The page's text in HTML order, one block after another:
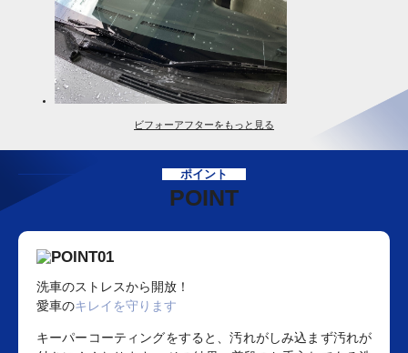
ビフォーアフターをもっと見る
ポイント
POINT
洗車のストレスから開放！
愛車のキレイを守ります
キーパーコーティングをすると、汚れがしみ込まず汚れが